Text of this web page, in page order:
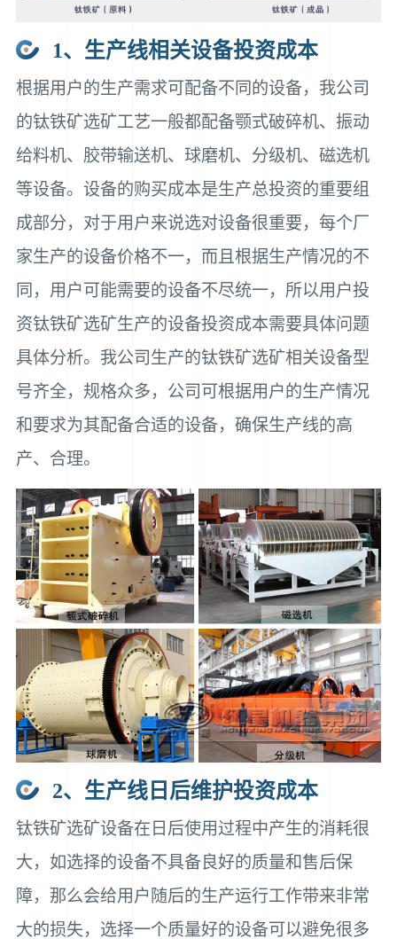
1、生产线相关设备投资成本
根据用户的生产需求可配备不同的设备，我公司
的钛铁矿选矿工艺一般都配备颚式破碎机、振动
给料机、胶带输送机、球磨机、分级机、磁选机
等设备。设备的购买成本是生产总投资的重要组
成部分，对于用户来说选对设备很重要，每个厂
家生产的设备价格不一，而且根据生产情况的不
同，用户可能需要的设备不尽统一，所以用户投
资钛铁矿选矿生产的设备投资成本需要具体问题
具体分析。我公司生产的钛铁矿选矿相关设备型
号齐全，规格众多，公司可根据用户的生产情况
和要求为其配备合适的设备，确保生产线的高
产、合理。
2、生产线日后维护投资成本
钛铁矿选矿设备在日后使用过程中产生的消耗很
大，如选择的设备不具备良好的质量和售后保
障，那么会给用户随后的生产运行工作带来非常
大的损失，选择一个质量好的设备可以避免很多